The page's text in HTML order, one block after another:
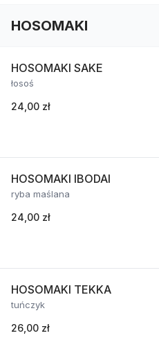
HOSOMAKI
HOSOMAKI SAKE
łosoś
24,00 zł
HOSOMAKI IBODAI
ryba maślana
24,00 zł
HOSOMAKI TEKKA
tuńczyk
26,00 zł